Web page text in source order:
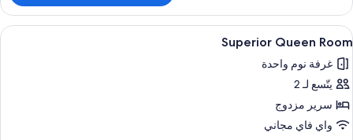
Deluxe
Studio
Suite
Spa
Bath
استعراض
جميع
صور
Superior
Queen
Room
ميني بار ومكواة/لوح كي وواي فاي مجانًا
5
Superior Queen Room
غرفة نوم واحدة
يتّسع لـ 2
سرير مزدوج
واي فاي مجاني